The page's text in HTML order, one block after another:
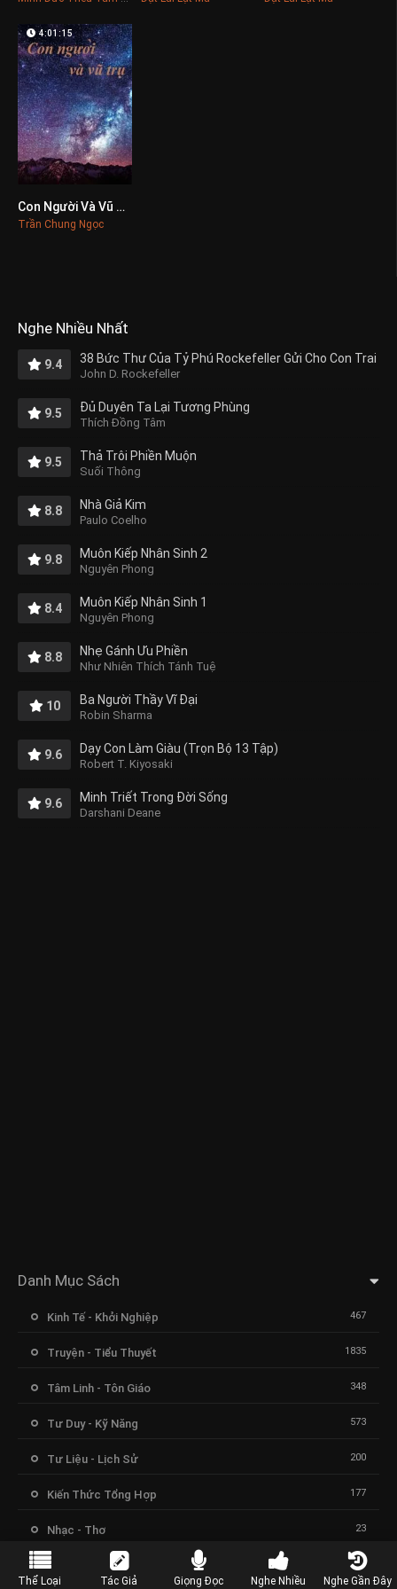
0
4:01:15
Con Người Và Vũ Trụ
Trần Chung Ngọc
Nghe Nhiều Nhất
9.4 38 Bức Thư Của Tỷ Phú Rockefeller Gửi Cho Con Trai
John D. Rockefeller
9.5 Đủ Duyên Ta Lại Tương Phùng
Thích Đồng Tâm
9.5 Thả Trôi Phiền Muộn
Suối Thông
8.8 Nhà Giả Kim
Paulo Coelho
9.8 Muôn Kiếp Nhân Sinh 2
Nguyên Phong
8.4 Muôn Kiếp Nhân Sinh 1
Nguyên Phong
8.8 Nhẹ Gánh Ưu Phiền
Như Nhiên Thích Tánh Tuệ
10 Ba Người Thầy Vĩ Đại
Robin Sharma
9.6 Dạy Con Làm Giàu (Trọn Bộ 13 Tập)
Robert T. Kiyosaki
9.6 Minh Triết Trong Đời Sống
Darshani Deane
Danh Mục Sách
Kinh Tế - Khởi Nghiệp 467
Truyện - Tiểu Thuyết 1835
Tâm Linh - Tôn Giáo 348
Tư Duy - Kỹ Năng 573
Tư Liệu - Lịch Sử 200
Kiến Thức Tổng Hợp 177
Nhạc - Thơ 23
Thể Loại Tác Giả Giọng Đọc Nghe Nhiều Nghe Gần Đây